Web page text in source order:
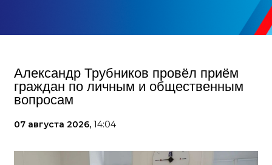
Александр Трубников провёл приём
граждан по личным и общественным
вопросам
07 августа 2026, 14:04